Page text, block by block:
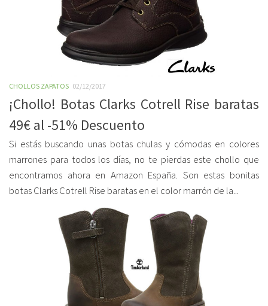
CHOLLOS ZAPATOS 02/12/2017
¡Chollo! Botas Clarks Cotrell Rise baratas
49€ al -51% Descuento
Si estás buscando unas botas chulas y cómodas en colores
marrones para todos los días, no te pierdas este chollo que
encontramos ahora en Amazon España. Son estas bonitas
botas Clarks Cotrell Rise baratas en el color marrón de la...